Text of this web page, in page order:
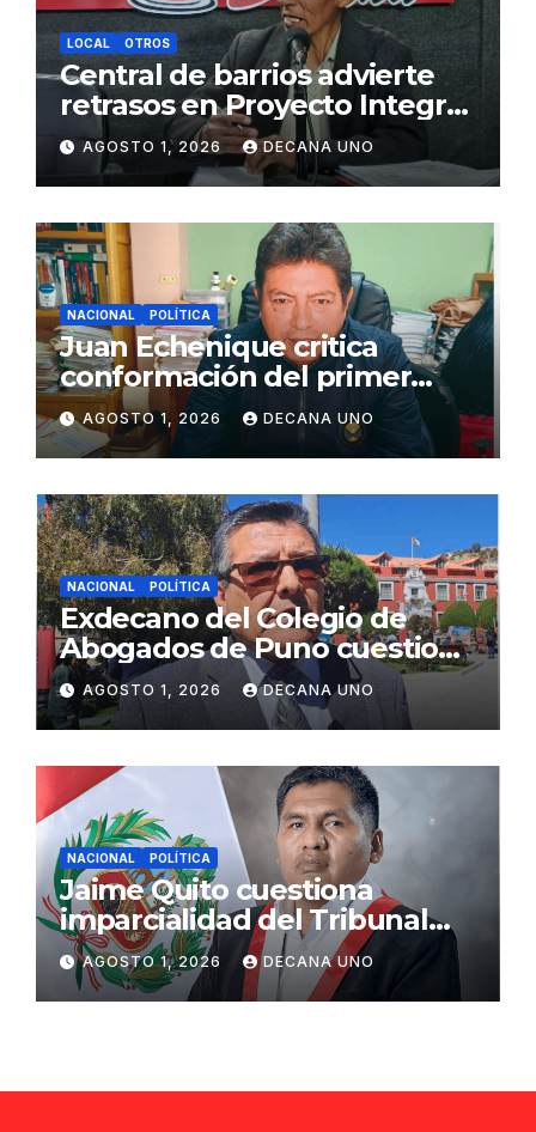
LOCAL OTROS
Central de barrios advierte
retrasos en Proyecto Integral
de Agua y Alcantarillado para
Juliaca
AGOSTO 1, 2026 DECANA UNO
NACIONAL POLÍTICA
Juan Echenique critica
conformación del primer
gabinete ministerial de Keiko
Fujimori
AGOSTO 1, 2026 DECANA UNO
NACIONAL POLÍTICA
Exdecano del Colegio de
Abogados de Puno cuestiona
propuestas sobre seguridad
ciudadana
AGOSTO 1, 2026 DECANA UNO
NACIONAL POLÍTICA
Jaime Quito cuestiona
imparcialidad del Tribunal
Constitucional tras liberación
de Ollanta Humala
AGOSTO 1, 2026 DECANA UNO